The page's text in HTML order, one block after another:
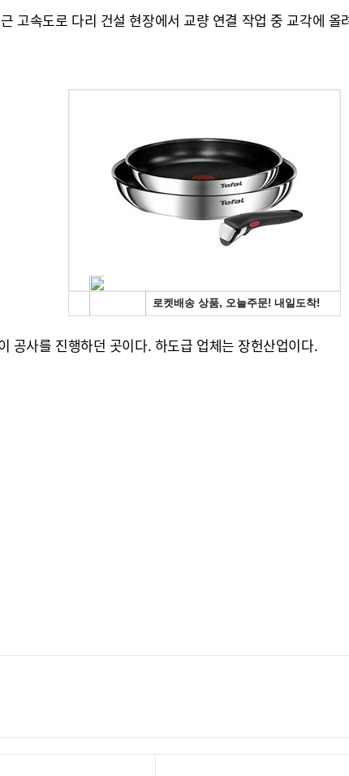
고속도로 다리 건설 현장에서 교량 연결 작업 중 교각에
공사를 진행하던 곳이다. 하도급 업체는 장헌산업이다.